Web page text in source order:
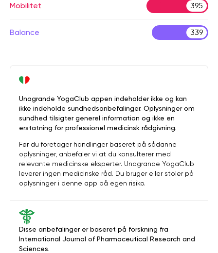
Mobilitet 395
Balance 339
Disse anbefalinger er baseret på forskning fra
International Journal of Pharmaceutical Research and
Sciences.
Unagrande YogaClub appen indeholder ikke og kan
ikke indeholde sundhedsanbefalinger. Oplysninger om
sundhed tilsigter generel information og ikke en
erstatning for professionel medicinsk rådgivning.
Før du foretager handlinger baseret på sådanne
oplysninger, anbefaler vi at du konsulterer med
relevante medicinske eksperter. Unagrande YogaClub
leverer ingen medicinske råd. Du bruger eller stoler på
oplysninger i denne app på egen risiko.